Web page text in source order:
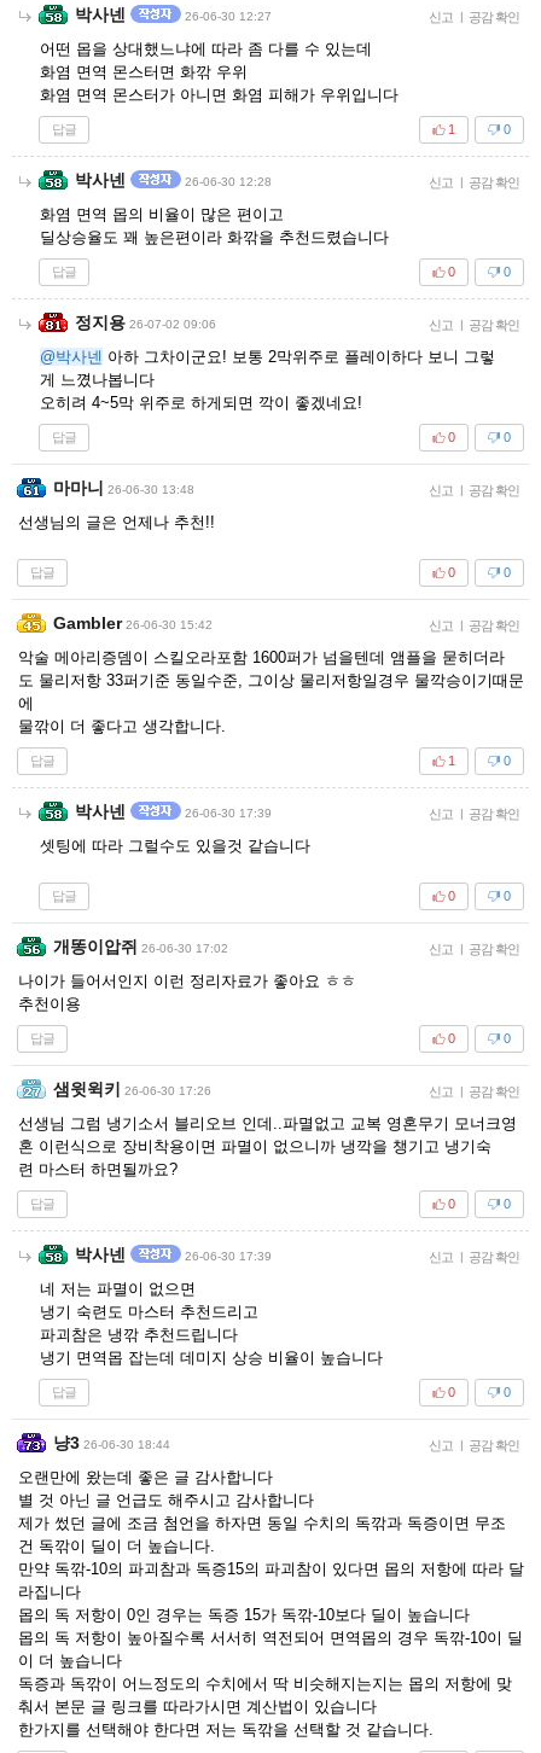
박사넨 26-06-30 12:27 신고 | 공감 확인
어떤 몹을 상대했느냐에 따라 좀 다를 수 있는데
화염 면역 몬스터면 화깎 우위
화염 면역 몬스터가 아니면 화염 피해가 우위입니다
답글 0
1
박사넨 26-06-30 12:28 신고 | 공감 확인
화염 면역 몹의 비율이 많은 편이고
딜상승율도 꽤 높은편이라 화깎을 추천드렸습니다
답글 0
0
정지용 26-07-02 09:06 신고 | 공감 확인
@박사넨 아하 그차이군요! 보통 2막위주로 플레이하다 보니 그렇
게 느꼈나봅니다
오히려 4~5막 위주로 하게되면 깍이 좋겠네요!
답글 0
0
마마니 26-06-30 13:48 신고 | 공감 확인
선생님의 글은 언제나 추천!!
답글 0
0
Gambler 26-06-30 15:42 신고 | 공감 확인
악술 메아리증뎀이 스킬오라포함 1600퍼가 넘을텐데 앰플을 묻히더라
도 물리저항 33퍼기준 동일수준, 그이상 물리저항일경우 물깍승이기때문
에
물깎이 더 좋다고 생각합니다.
답글 0
1
박사넨 26-06-30 17:39 신고 | 공감 확인
셋팅에 따라 그럴수도 있을것 같습니다
답글 0
0
개똥이압쥐 26-06-30 17:02 신고 | 공감 확인
나이가 들어서인지 이런 정리자료가 좋아요 ㅎㅎ
추천이용
답글 0
0
샘윗윅키 26-06-30 17:26 신고 | 공감 확인
선생님 그럼 냉기소서 블리오브 인데..파멸없고 교복 영혼무기 모너크영
혼 이런식으로 장비착용이면 파멸이 없으니까 냉깍을 챙기고 냉기숙
련 마스터 하면될까요?
답글 0
0
박사넨 26-06-30 17:39 신고 | 공감 확인
네 저는 파멸이 없으면
냉기 숙련도 마스터 추천드리고
파괴참은 냉깎 추천드립니다
냉기 면역몹 잡는데 데미지 상승 비율이 높습니다
답글 0
0
냥3 26-06-30 18:44 신고 | 공감 확인
오랜만에 왔는데 좋은 글 감사합니다
별 것 아닌 글 언급도 해주시고 감사합니다
제가 썼던 글에 조금 첨언을 하자면 동일 수치의 독깎과 독증이면 무조
건 독깎이 딜이 더 높습니다.
만약 독깎-10의 파괴참과 독증15의 파괴참이 있다면 몹의 저항에 따라 달
라집니다
몹의 독 저항이 0인 경우는 독증 15가 독깎-10보다 딜이 높습니다
몹의 독 저항이 높아질수록 서서히 역전되어 면역몹의 경우 독깎-10이 딜
이 더 높습니다
독증과 독깎이 어느정도의 수치에서 딱 비슷해지는지는 몹의 저항에 맞
춰서 본문 글 링크를 따라가시면 계산법이 있습니다
한가지를 선택해야 한다면 저는 독깎을 선택할 것 같습니다.